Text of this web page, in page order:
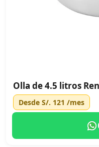
Olla de 4.5 litros
Desde S/. 121 /mes